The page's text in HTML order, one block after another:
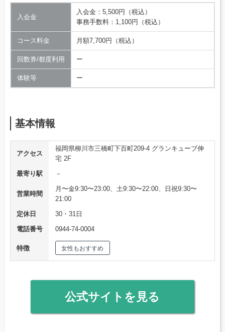
入会金
入会金：5,500円（税込）
事務手数料：1,100円（税込）
コース料金 月額7,700円（税込）
回数券/都度利用 ー
体験等 ー
基本情報
アクセス
福岡県柳川市三橋町下百町209-4 グランキューブ伸
宅 2F
最寄り駅
－
営業時間
月〜金9:30〜23:00、土9:30〜22:00、日祝9:30〜
21:00
定休日
30・31日
電話番号
0944-74-0004
特徴 女性もおすすめ
公式サイトを見る